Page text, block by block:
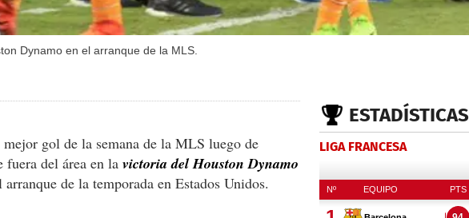
Dynamo en el arranque de la MLS.
gol de la semana de la MLS luego de
fuera del área en la victoria del Houston Dynamo
arranque de la temporada en Estados Unidos.
ESTADÍSTICAS
LIGA FRANCESA